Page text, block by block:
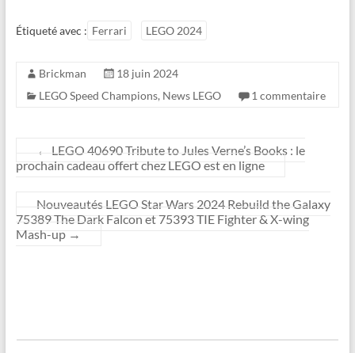
Étiqueté avec : Ferrari LEGO 2024
Brickman
18 juin 2024
LEGO Speed Champions, News LEGO 1 commentaire
←
LEGO 40690 Tribute to Jules Verne’s Books : le
prochain cadeau offert chez LEGO est en ligne
Nouveautés LEGO Star Wars 2024 Rebuild the Galaxy
75389 The Dark Falcon et 75393 TIE Fighter & X-wing
Mash-up →